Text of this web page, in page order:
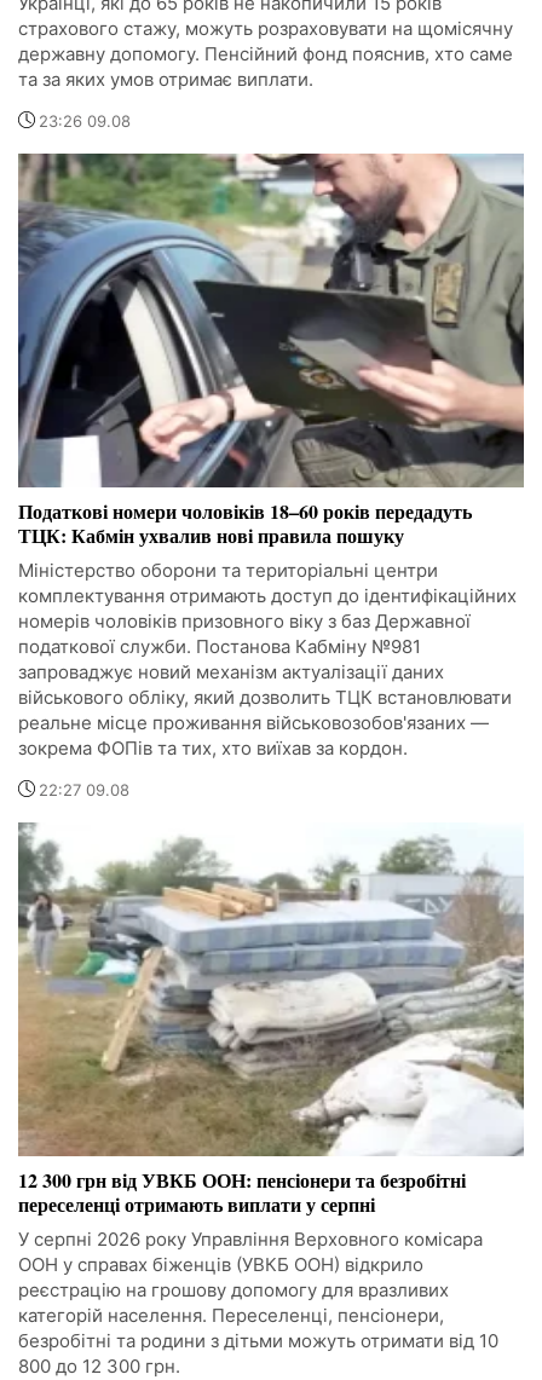
страхового стажу, можуть розраховувати на щомісячну
державну допомогу. Пенсійний фонд пояснив, хто саме
та за яких умов отримає виплати.
23:26 09.08
Податкові номери чоловіків 18–60 років передадуть
ТЦК: Кабмін ухвалив нові правила пошуку
Міністерство оборони та територіальні центри
комплектування отримають доступ до ідентифікаційних
номерів чоловіків призовного віку з баз Державної
податкової служби. Постанова Кабміну №981
запроваджує новий механізм актуалізації даних
військового обліку, який дозволить ТЦК встановлювати
реальне місце проживання військовозобов'язаних —
зокрема ФОПів та тих, хто виїхав за кордон.
22:27 09.08
12 300 грн від УВКБ ООН: пенсіонери та безробітні
переселенці отримають виплати у серпні
У серпні 2026 року Управління Верховного комісара
ООН у справах біженців (УВКБ ООН) відкрило
реєстрацію на грошову допомогу для вразливих
категорій населення. Переселенці, пенсіонери,
безробітні та родини з дітьми можуть отримати від 10
800 до 12 300 грн.